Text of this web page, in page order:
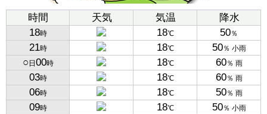
時間 天気 気温
降水
18時 18℃ 50％
21時 18℃ 50％ 小雨
○ 日 00時 18℃ 60％ 雨
03時 18℃ 60％ 雨
06時 18℃ 50％ 雨
09時 18℃ 50％ 小雨